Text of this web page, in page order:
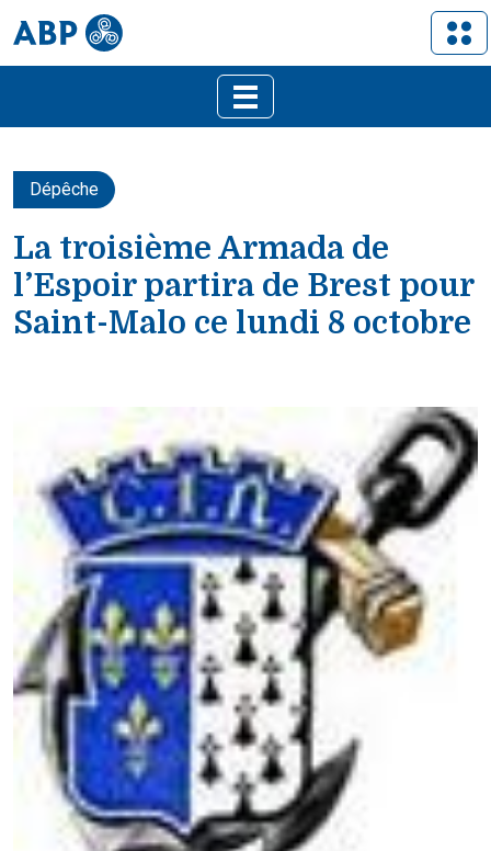
Dépêche
La troisième Armada de
l’Espoir partira de Brest pour
Saint-Malo ce lundi 8 octobre